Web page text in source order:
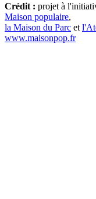
Crédit : projet à
Maison populaire,
la Maison du Parc et
www.maisonpop.fr